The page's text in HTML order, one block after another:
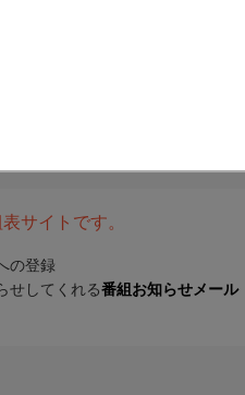
サイトです。
の登録
せしてくれる番組お知らせメール